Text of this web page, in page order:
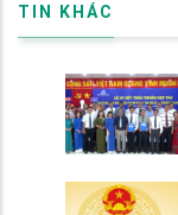
TIN KHÁC